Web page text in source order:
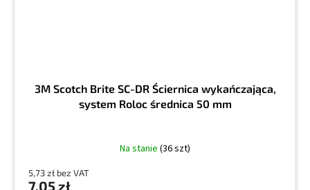
3M Scotch Brite SC-DR Ściernica wykańczająca,
system Roloc średnica 50 mm
Na stanie (36 szt)
5,73 zł bez VAT
7,05 zł